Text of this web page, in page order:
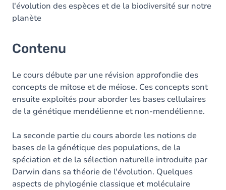
l'évolution des espèces et de la biodiversité sur notre
planète
Contenu
Le cours débute par une révision approfondie des
concepts de mitose et de méiose. Ces concepts sont
ensuite exploités pour aborder les bases cellulaires
de la génétique mendélienne et non-mendélienne.
La seconde partie du cours aborde les notions de
bases de la génétique des populations, de la
spéciation et de la sélection naturelle introduite par
Darwin dans sa théorie de l'évolution. Quelques
aspects de phylogénie classique et moléculaire